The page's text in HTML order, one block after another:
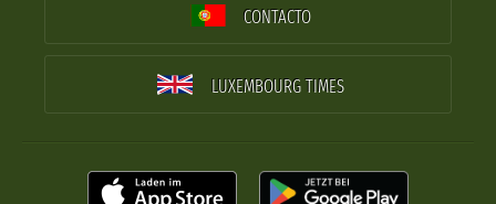
CONTACTO
LUXEMBOURG TIMES